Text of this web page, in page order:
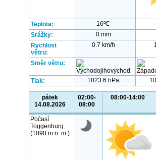
Teplota:
16ºC
Srážky:
0 mm
Rychlost
větru:
0.7 km/h
Směr větru:
Tlak: 1023.6 hPa
pátek
14.08.2026
02:00-
08:00
08:00-14:00
Počasí
Toggenburg
(1090 m n. m.)